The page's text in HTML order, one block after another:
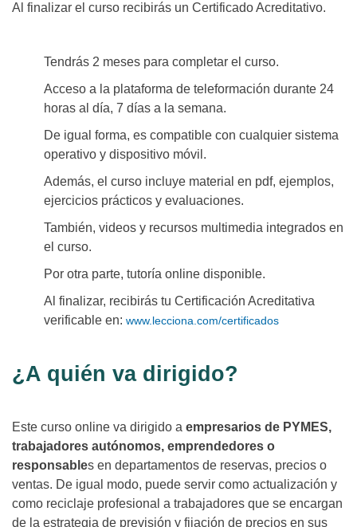
Al finalizar el curso recibirás un Certificado Acreditativo.
Tendrás 2 meses para completar el curso.
Acceso a la plataforma de teleformación durante 24
horas al día, 7 días a la semana.
De igual forma, es compatible con cualquier sistema
operativo y dispositivo móvil.
Además, el curso incluye material en pdf, ejemplos,
ejercicios prácticos y evaluaciones.
También, videos y recursos multimedia integrados en
el curso.
Por otra parte, tutoría online disponible.
Al finalizar, recibirás tu Certificación Acreditativa
verificable en: www.lecciona.com/certificados
¿A quién va dirigido?
Este curso online va dirigido a empresarios de PYMES,
trabajadores autónomos, emprendedores o
responsables en departamentos de reservas, precios o
ventas. De igual modo, puede servir como actualización y
como reciclaje profesional a trabajadores que se encargan
de la estrategia de previsión y fijación de precios en sus